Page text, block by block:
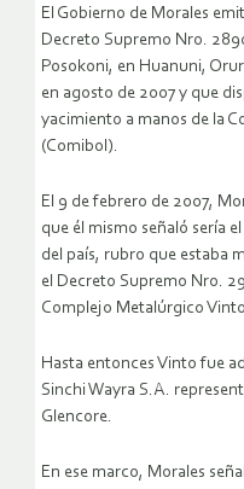
El Gobierno de Morales
Decreto Supremo Nro.
Posokoni, en Huanuni,
en agosto de 2007 y que
yacimiento a manos de la
(Comibol).
El 9 de febrero de 2007,
que él mismo señaló sería
del país, rubro que estaba
el Decreto Supremo Nro.
Complejo Metalúrgico
Hasta entonces Vinto fue
Sinchi Wayra S.A.
Glencore.
En ese marco, Morales